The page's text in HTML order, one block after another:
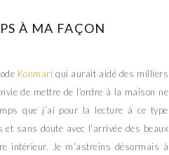
À MA FAÇON
Konmari qui aurait aidé des milliers
de mettre de l’ordre à la maison ne
que j’ai pour la lecture à ce type
et sans doute avec l’arrivée des beaux
intérieur. Je m’astreins désormais à